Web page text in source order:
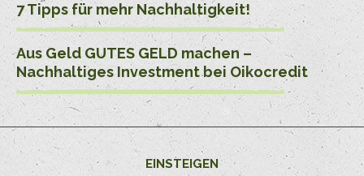
7 Tipps für mehr Nachhaltigkeit!
Aus Geld GUTES GELD machen –
Nachhaltiges Investment bei Oikocredit
EINSTEIGEN